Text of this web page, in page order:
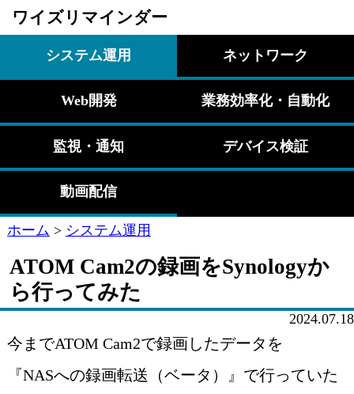
ワイズリマインダー
システム運用 ネットワーク
Web開発 業務効率化・自動化
監視・通知 デバイス検証
動画配信
ホーム > システム運用
ATOM Cam2の録画をSynologyか
ら行ってみた
2024.07.18
今までATOM Cam2で録画したデータを
『NASへの録画転送（ベータ）』で行っていた